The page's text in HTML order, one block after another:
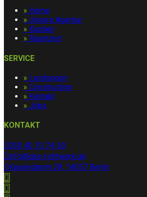
» Home
» Unsere Agentur
» Kunden
» Raumzeit
SERVICE
» Leistungen
» Construction
» Kontakt
» Jobs
KONTAKT
030 40 10 74-30
info@das-richtwerk.de
Kaiserdamm 28, 14057 Berlin